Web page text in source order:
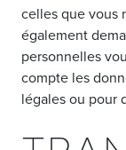
celles que vous
également
personnelles
compte les
légales ou pour